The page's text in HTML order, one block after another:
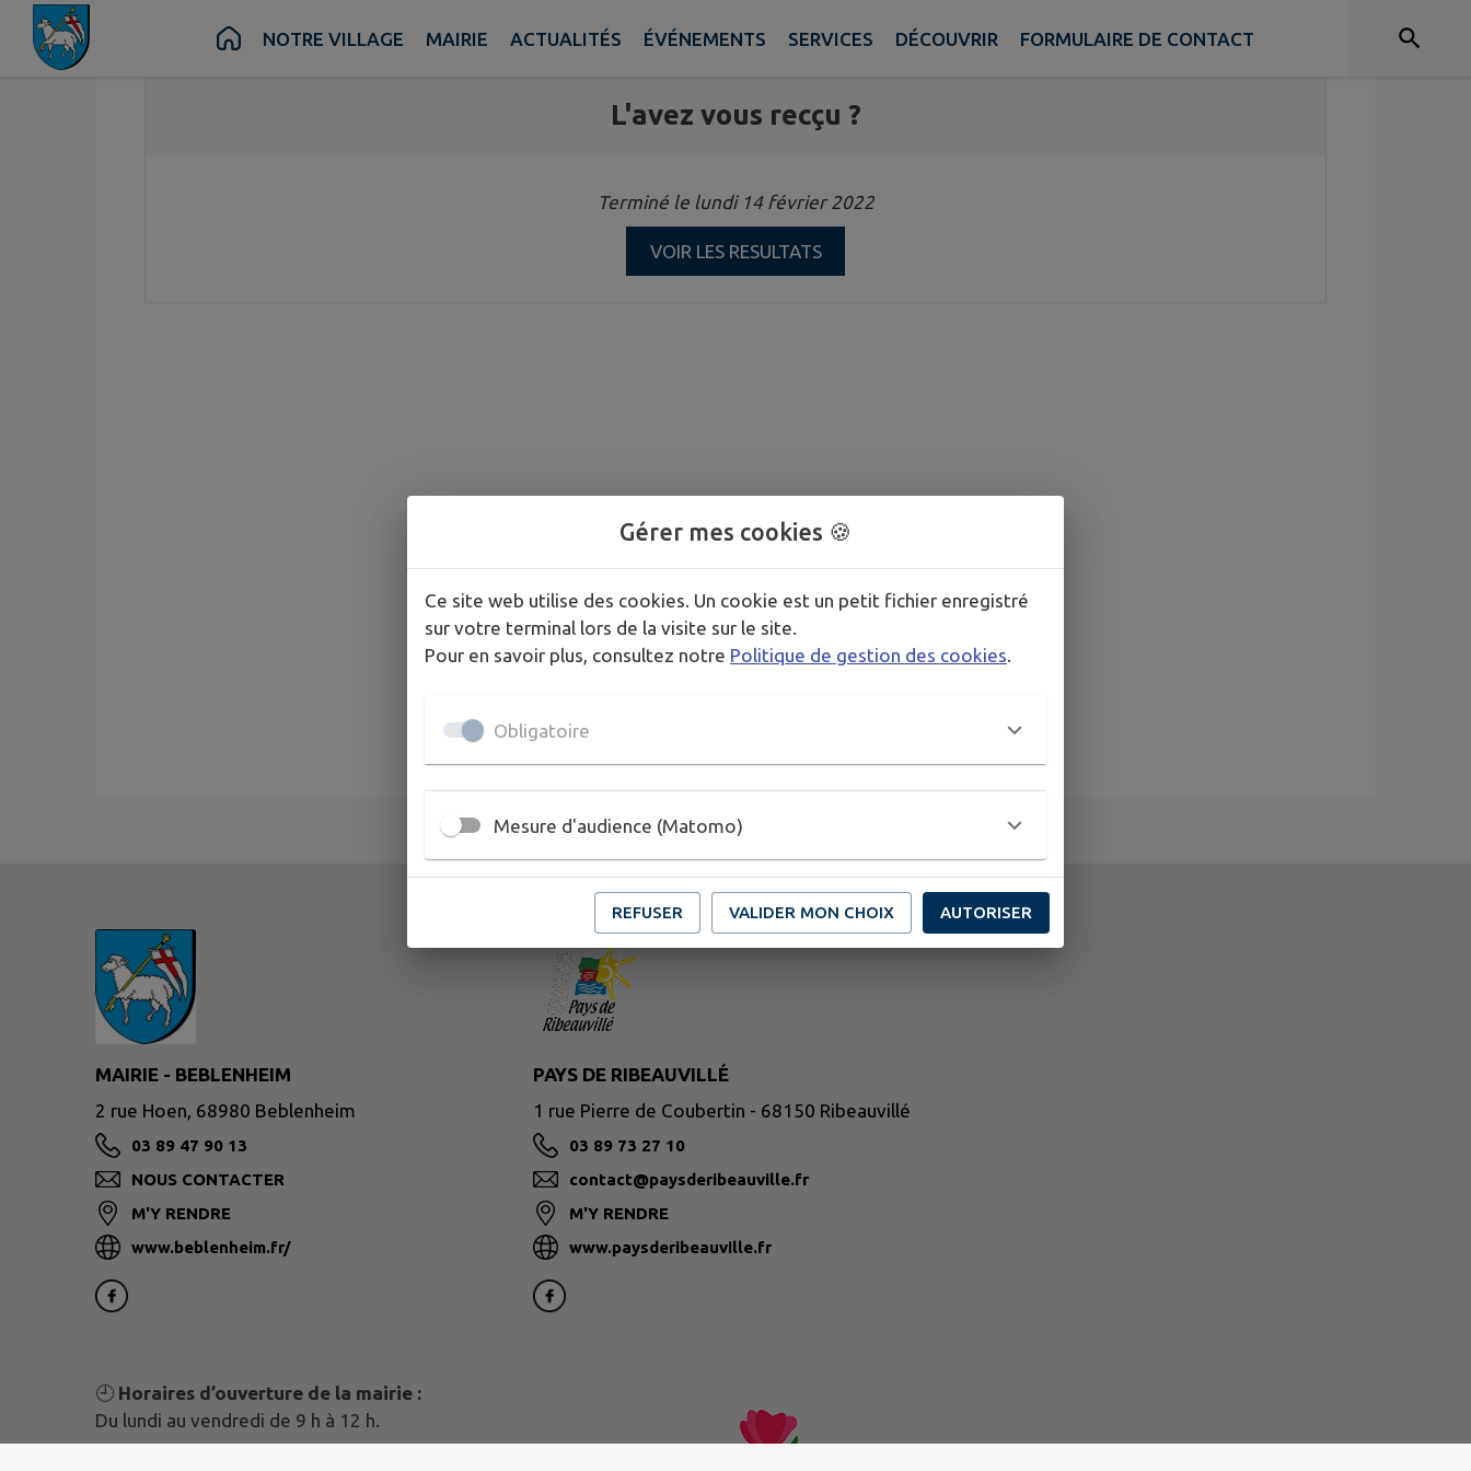
Contenu Recherche Pied de page
NOTRE VILLAGE MAIRIE ACTUALITÉS ÉVÉNEMENTS SERVICES DÉCOUVRIR FORMULAIRE DE CONTACT
L'avez vous recçu ?
Terminé le lundi 14 février 2022
VOIR LES RESULTATS
MAIRIE - BEBLENHEIM
2 rue Hoen, 68980 Beblenheim
03 89 47 90 13
NOUS CONTACTER
M'Y RENDRE
www.beblenheim.fr/
PAYS DE RIBEAUVILLÉ
1 rue Pierre de Coubertin - 68150 Ribeauvillé
03 89 73 27 10
contact@paysderibeauville.fr
M'Y RENDRE
www.paysderibeauville.fr
🕘 Horaires d’ouverture de la mairie :
Du lundi au vendredi de 9 h à 12 h.
Gérer mes cookies 🍪
Ce site web utilise des cookies. Un cookie est un petit fichier enregistré
sur votre terminal lors de la visite sur le site.
Pour en savoir plus, consultez notre Politique de gestion des cookies.
Obligatoire
Mesure d'audience (Matomo)
REFUSER VALIDER MON CHOIX AUTORISER